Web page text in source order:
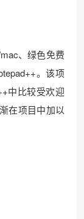
、绿色免费
。该项
中比较受欢迎
在项目中加以